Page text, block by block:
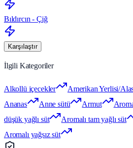
Bıldırcın - Çiğ
Karşılaştır
İlgili Kategoriler
Alkollü içecekler
Amerikan Yerlisi/
Ananas
Anne sütü Armut
düşük yağlı süt
Aromalı tam yağlı süt
Aromalı yağsız süt